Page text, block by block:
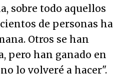
sobre todo aquellos
de personas ha
Otros se han
pero han ganado en
lo volveré a hacer".